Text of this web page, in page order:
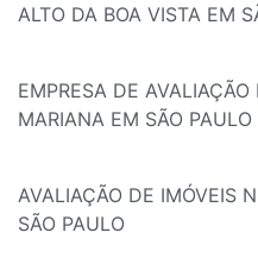
ALTO DA BOA VISTA EM
EMPRESA DE
MARIANA EM SÃO PAULO
AVALIAÇÃO DE IMÓVEIS
SÃO PAULO